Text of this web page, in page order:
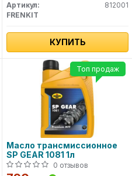
Артикул:
812001
FRENKIT
КУПИТЬ
Масло трансмиссионное
SP GEAR 1081 1л
0 отзывов
Топ продаж